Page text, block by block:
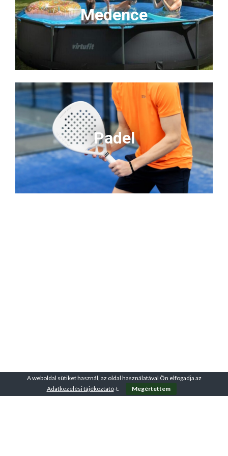
Medence
Padel
A weboldal sütiket használ, az oldal használatával Ön elfogadja az
Adatkezelési tájékoztató-t. Megértettem